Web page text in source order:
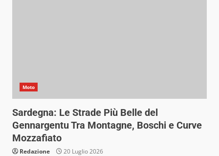
Moto
Sardegna: Le Strade Più Belle del
Gennargentu Tra Montagne, Boschi e Curve
Mozzafiato
Redazione 20 Luglio 2026